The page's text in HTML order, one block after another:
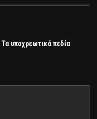
Τα υποχρεωτικά πεδία